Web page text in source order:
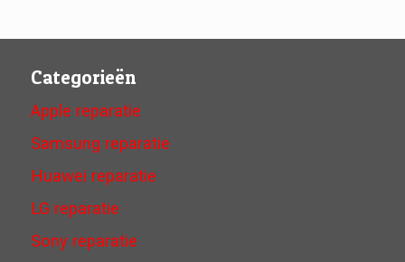
Categorieën
Apple reparatie
Samsung reparatie
Huawei reparatie
LG reparatie
Sony reparatie